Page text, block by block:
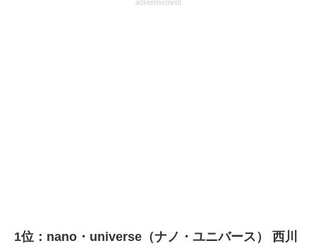
advertisement
1位：nano・universe（ナノ・ユニバース） 西川